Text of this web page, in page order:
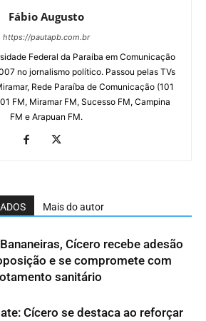
Fábio Augusto
https://pautapb.com.br
Federal da Paraíba em Comunicação
no jornalismo político. Passou pelas TVs
Rede Paraíba de Comunicação (101
FM, Miramar FM, Sucesso FM, Campina
FM e Arapuan FM.
Mais do autor
Cícero recebe adesão
e se compromete com
sanitário
Cícero se destaca ao reforçar